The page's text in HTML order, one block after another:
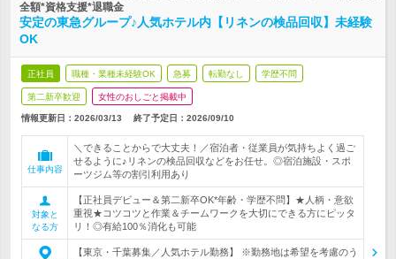
全額*資格支援*退職金
安定の東急グループ♪人気ホテル内【リネンの検品回収】未経験
OK
正社員 職種・業種未経験OK 急募 転勤なし 学歴不問
第二新卒歓迎 女性のおしごと掲載中
情報更新日：2026/03/13 終了予定日： 2026/09/10
仕事内容
＼できることからで大丈夫！／宿泊者・従業員が気持ちよく過ご
せるように♪リネンの検品回収などをお任せ。◎宿泊施設・スポ
ーツジム等の割引利用あり
対象と
なる方
【正社員デビュー＆第二新卒OK*年齢・学歴不問】★人柄・意欲
重視★コツコツと作業＆チームワークを大切にできる方にピッタ
リ！◎有給100％消化も可能
【東京・千葉募集／人気ホテル勤務】 ※勤務地は希望を考慮のう